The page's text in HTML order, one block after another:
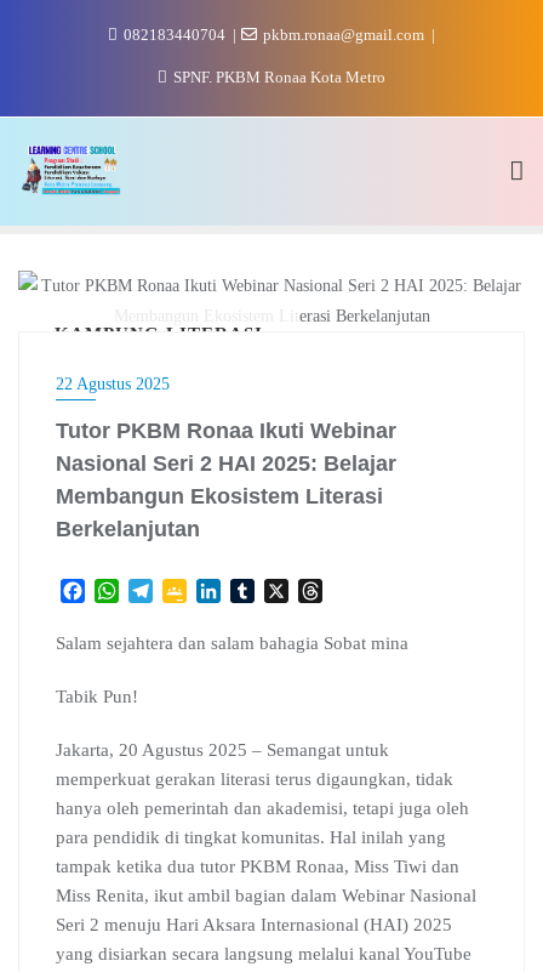
082183440704 pkbm.ronaa@gmail.com
SPNF. PKBM Ronaa Kota Metro
KAMPUNG LITERASI
22 Agustus 2025
Tutor PKBM Ronaa Ikuti Webinar
Nasional Seri 2 HAI 2025: Belajar
Membangun Ekosistem Literasi
Berkelanjutan
c
b
k
W
a
p
l
m
G
o
l
a
s
s
o
m
n
n
m
X
r
Salam sejahtera dan salam bahagia Sobat mina
Tabik Pun!
Jakarta, 20 Agustus 2025 – Semangat untuk
memperkuat gerakan literasi terus digaungkan, tidak
hanya oleh pemerintah dan akademisi, tetapi juga oleh
para pendidik di tingkat komunitas. Hal inilah yang
tampak ketika dua tutor PKBM Ronaa, Miss Tiwi dan
Miss Renita, ikut ambil bagian dalam Webinar Nasional
Seri 2 menuju Hari Aksara Internasional (HAI) 2025
yang disiarkan secara langsung melalui kanal YouTube